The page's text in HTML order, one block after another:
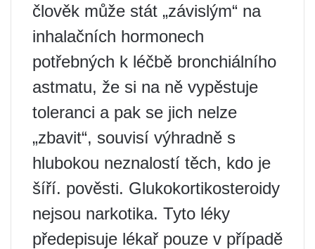
člověk může stát „závislým“ na
inhalačních hormonech
potřebných k léčbě bronchiálního
astmatu, že si na ně vypěstuje
toleranci a pak se jich nelze
„zbavit“, souvisí výhradně s
hlubokou neznalostí těch, kdo je
šíří. pověsti. Glukokortikosteroidy
nejsou narkotika. Tyto léky
předepisuje lékař pouze v případě